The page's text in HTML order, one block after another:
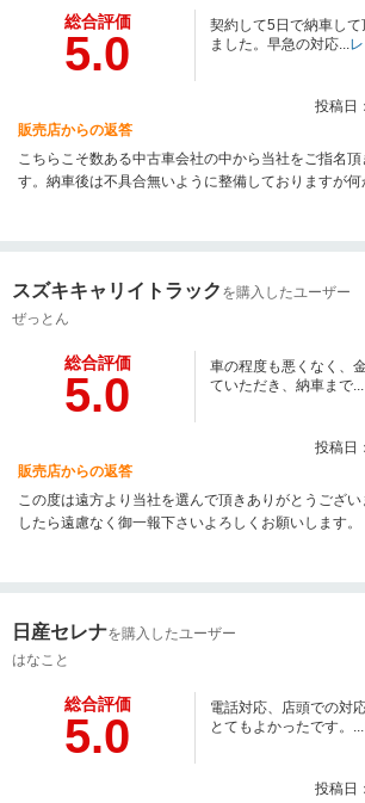
総合評価
5.0
契約して5日で納車し
ました。早急の対応...
投稿日
販売店からの返答
こちらこそ数ある中古車会社の中から当社をご指名頂
す。納車後は不具合無いように整備しておりますが
スズキキャリイトラック を購入したユーザー
ぜっとん
総合評価
5.0
車の程度も悪くなく、
ていただき、納車まで...
投稿日
販売店からの返答
この度は遠方より当社を選んで頂きありがとうござい
したら遠慮なく御一報下さいよろしくお願いします。
日産セレナを購入したユーザー
はなこと
総合評価
5.0
電話対応、店頭での対
とてもよかったです。...
投稿日